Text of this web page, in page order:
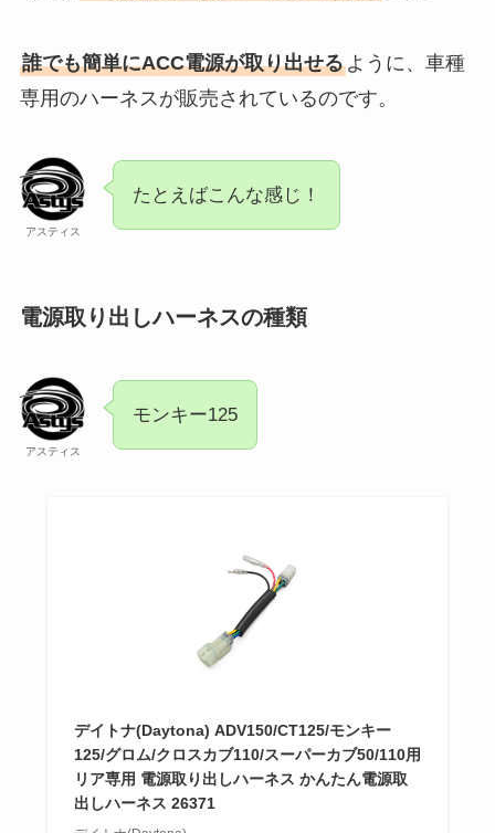
誰でも簡単にACC電源が取り出せるように、車種
専用のハーネスが販売されているのです。
アスティス
たとえばこんな感じ！
電源取り出しハーネスの種類
アスティス
モンキー125
デイトナ(Daytona) ADV150/CT125/モンキー
125/グロム/クロスカブ110/スーパーカブ50/110用
リア専用 電源取り出しハーネス かんたん電源取
出しハーネス 26371